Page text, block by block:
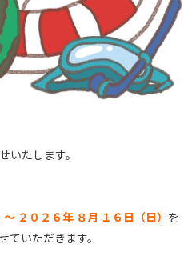
いたします。
２０２６年 ８月 １６日（日） を
ていただきます。